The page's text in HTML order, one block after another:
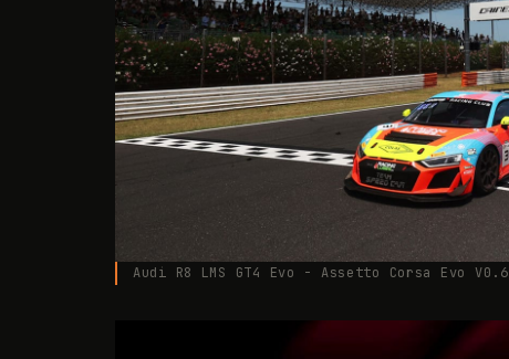
Audi R8 LMS GT4 Evo - Assetto Corsa Evo V0.6